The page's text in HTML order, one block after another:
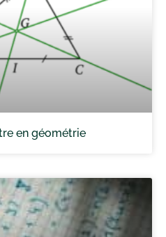
en géométrie